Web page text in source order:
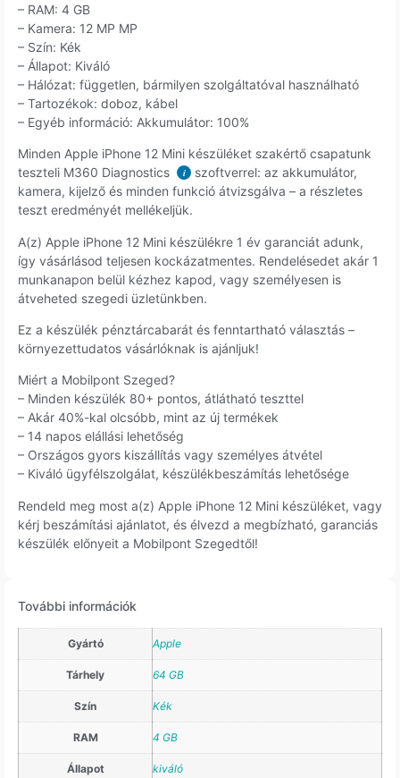
– RAM: 4 GB
– Kamera: 12 MP MP
– Szín: Kék
– Állapot: Kiváló
– Hálózat: független, bármilyen szolgáltatóval használható
– Tartozékok: doboz, kábel
– Egyéb információ: Akkumulátor: 100%
Minden Apple iPhone 12 Mini készüléket szakértő csapatunk
teszteli M360 Diagnostics
i
szoftverrel: az akkumulátor,
kamera, kijelző és minden funkció átvizsgálva – a részletes
teszt eredményét mellékeljük.
A(z) Apple iPhone 12 Mini készülékre 1 év garanciát adunk,
így vásárlásod teljesen kockázatmentes. Rendelésedet akár 1
munkanapon belül kézhez kapod, vagy személyesen is
átveheted szegedi üzletünkben.
Ez a készülék pénztárcabarát és fenntartható választás –
környezettudatos vásárlóknak is ajánljuk!
Miért a Mobilpont Szeged?
– Minden készülék 80+ pontos, átlátható teszttel
– Akár 40%-kal olcsóbb, mint az új termékek
– 14 napos elállási lehetőség
– Országos gyors kiszállítás vagy személyes átvétel
– Kiváló ügyfélszolgálat, készülékbeszámítás lehetősége
Rendeld meg most a(z) Apple iPhone 12 Mini készüléket, vagy
kérj beszámítási ajánlatot, és élvezd a megbízható, garanciás
készülék előnyeit a Mobilpont Szegedtől!
További információk
Gyártó Apple
Tárhely 64 GB
Szín Kék
RAM 4 GB
Állapot kiváló